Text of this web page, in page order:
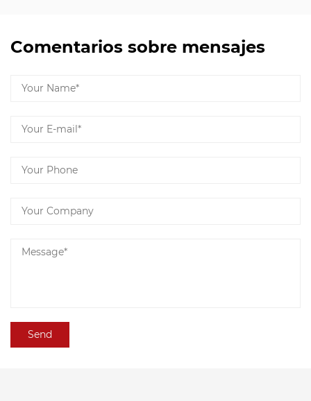
Comentarios sobre mensajes